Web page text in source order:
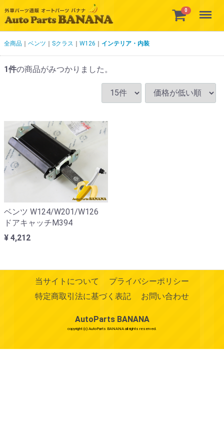
0 Menu
全商品 ベンツ Sクラス W126 インテリア・内装
1件の商品がみつかりました。
ベンツ W124/W201/W126
ドアキャッチM394
¥ 4,212
当サイトについて
プライバシーポリシー
特定商取引法に基づく表記
お問い合わせ
AutoParts BANANA
copyright (c) AutoParts BANANA all rights reserved.